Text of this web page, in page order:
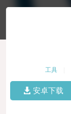
工具
安卓下载